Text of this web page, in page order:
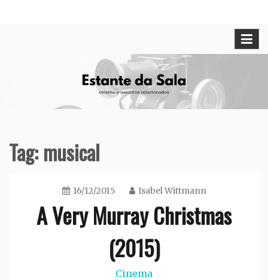
Tag:musical
16/12/2015 Isabel Wittmann
A Very Murray Christmas
(2015)
Cinema